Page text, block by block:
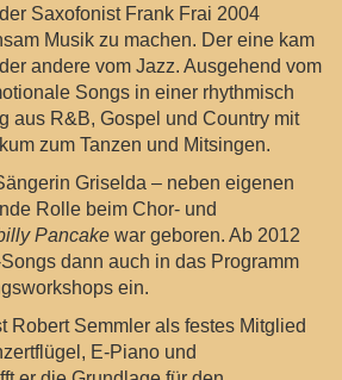
Saxofonist Frank Frai 2004
Musik zu machen. Der eine kam
andere vom Jazz. Ausgehend vom
Songs in einer rhythmisch
aus R&B, Gospel und Country mit
zum Tanzen und Mitsingen.
Griselda – neben eigenen
Rolle beim Chor- und
Pancake war geboren. Ab 2012
dann auch in das Programm
ein.
Robert Semmler als festes Mitglied
E-Piano und